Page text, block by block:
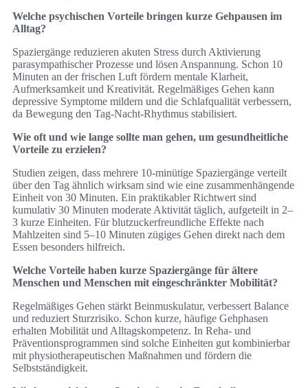
Welche psychischen Vorteile bringen kurze Gehpausen im
Alltag?
Spaziergänge reduzieren akuten Stress durch Aktivierung
parasympathischer Prozesse und lösen Anspannung. Schon 10
Minuten an der frischen Luft fördern mentale Klarheit,
Aufmerksamkeit und Kreativität. Regelmäßiges Gehen kann
depressive Symptome mildern und die Schlafqualität verbessern,
da Bewegung den Tag‑Nacht‑Rhythmus stabilisiert.
Wie oft und wie lange sollte man gehen, um gesundheitliche
Vorteile zu erzielen?
Studien zeigen, dass mehrere 10‑minütige Spaziergänge verteilt
über den Tag ähnlich wirksam sind wie eine zusammenhängende
Einheit von 30 Minuten. Ein praktikabler Richtwert sind
kumulativ 30 Minuten moderate Aktivität täglich, aufgeteilt in 2–
3 kurze Einheiten. Für blutzuckerfreundliche Effekte nach
Mahlzeiten sind 5–10 Minuten zügiges Gehen direkt nach dem
Essen besonders hilfreich.
Welche Vorteile haben kurze Spaziergänge für ältere
Menschen und Menschen mit eingeschränkter Mobilität?
Regelmäßiges Gehen stärkt Beinmuskulatur, verbessert Balance
und reduziert Sturzrisiko. Schon kurze, häufige Gehphasen
erhalten Mobilität und Alltagskompetenz. In Reha‑ und
Präventionsprogrammen sind solche Einheiten gut kombinierbar
mit physiotherapeutischen Maßnahmen und fördern die
Selbstständigkeit.